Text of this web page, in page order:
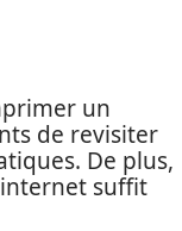
un
de revisiter
De plus,
suffit